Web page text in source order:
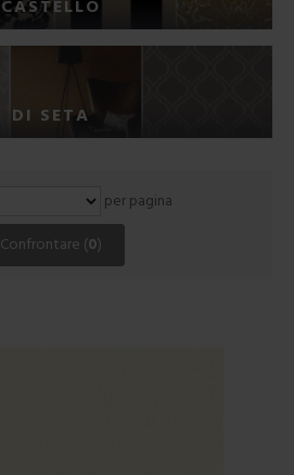
CASTELLO
DI SETA
per pagina
Confrontare (0)